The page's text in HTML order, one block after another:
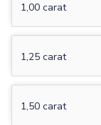
1,00 carat
1,25 carat
1,50 carat